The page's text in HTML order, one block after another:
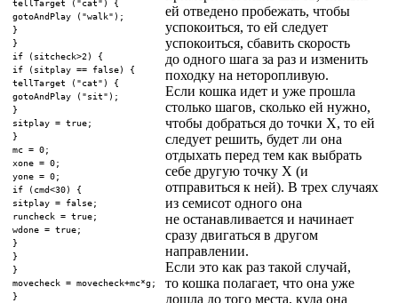
tellTarget ("cat") {
gotoAndPlay ("walk");
}
}
if (sitcheck>2) {
if (sitplay == false) {
tellTarget ("cat") {
gotoAndPlay ("sit");
}
sitplay = true;
}
mc = 0;
xone = 0;
yone = 0;
if (cmd<30) {
sitplay = false;
runcheck = true;
wdone = true;
}
}
}
movecheck = movecheck+mc*g;
}
ей отведено пробежать, чтобы
успокоиться, то ей следует
успокоиться, сбавить скорость
до одного шага за раз и изменить
походку на неторопливую.
Если кошка идет и уже прошла
столько шагов, сколько ей нужно,
чтобы добраться до точки X, то ей
следует решить, будет ли она
отдыхать перед тем как выбрать
себе другую точку X (и
отправиться к ней). В трех случаях
из семисот одного она
не останавливается и начинает
сразу двигаться в другом
направлении.
Если это как раз такой случай,
то кошка полагает, что она уже
дошла до того места, куда она